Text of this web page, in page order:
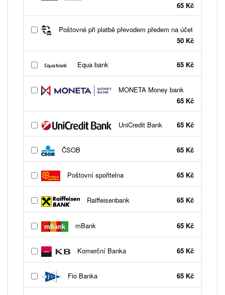
65 Kč
Poštovné při platbě převodem předem na účet
50 Kč
Equa bank 65 Kč
MONETA Money bank
65 Kč
UniCredit Bank 65 Kč
ČSOB 65 Kč
Poštovní spořitelna 65 Kč
Raiffeisenbank 65 Kč
mBank 65 Kč
Komerční Banka 65 Kč
Fio Banka 65 Kč